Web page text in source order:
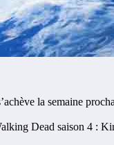
la semaine